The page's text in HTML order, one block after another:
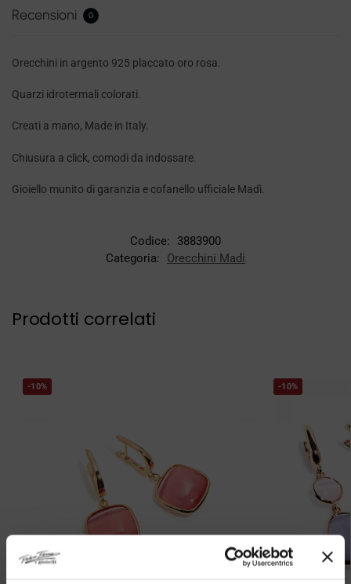
Recensioni 0
Orecchini in argento 925 placcato oro rosa.
Quarzi idrotermali colorati.
Creati a mano, Made in Italy.
Chiusura a click, comodi da indossare.
Gioiello munito di garanzia e cofanello ufficiale Madì.
Codice:
3883900
Categoria:
Orecchini Madi
Prodotti correlati
-10% -10%